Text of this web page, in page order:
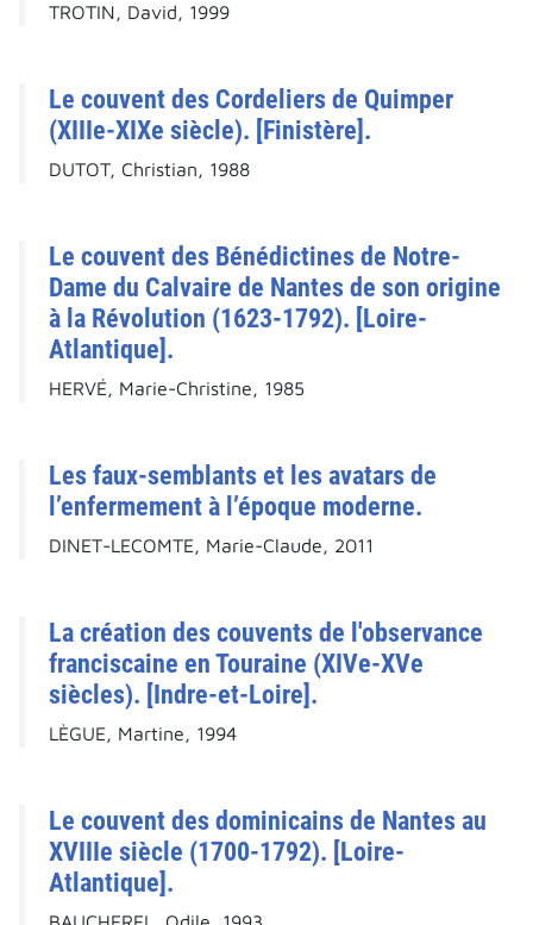
TROTIN, David, 1999
Le couvent des Cordeliers de Quimper
(XIIIe-XIXe siècle). [Finistère].
DUTOT, Christian, 1988
Le couvent des Bénédictines de Notre-
Dame du Calvaire de Nantes de son origine
à la Révolution (1623-1792). [Loire-
Atlantique].
HERVÉ, Marie-Christine, 1985
Les faux-semblants et les avatars de
l’enfermement à l’époque moderne.
DINET-LECOMTE, Marie-Claude, 2011
La création des couvents de l'observance
franciscaine en Touraine (XIVe-XVe
siècles). [Indre-et-Loire].
LÈGUE, Martine, 1994
Le couvent des dominicains de Nantes au
XVIIIe siècle (1700-1792). [Loire-
Atlantique].